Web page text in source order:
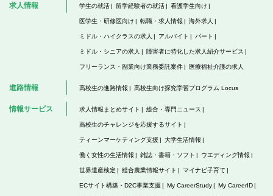
求人情報 学生の就活 留学経験者の就活 看護学生向け
医学生・研修医向け 転職・求人情報 海外求人
ミドル・ハイクラスの求人 アルバイト パート
ミドル・シニアの求人 障害者に特化した求人紹介サービス
フリーランス・副業向け業務委託案件 医療福祉介護の求人
進路情報 高校生の進路情報 高校生向け探究学習プログラム Locus
情報サービス 求人情報まとめサイト 総合・専門ニュース
高校生のチャレンジを応援するサイト
ティーンマーケティング支援 大学生活情報
働く女性の生活情報 雑誌・書籍・ソフト ウエディング情報
世界遺産検定 総合農業情報サイト マイナビ子育て
ECサイト構築・D2C事業支援 My CareerStudy My CareerID